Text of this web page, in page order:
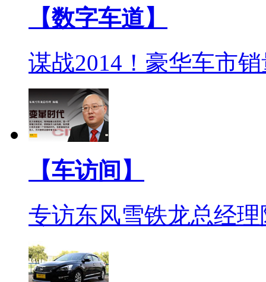
【数字车道】
谋战2014！豪华车市
【车访间】
专访东风雪铁龙总经